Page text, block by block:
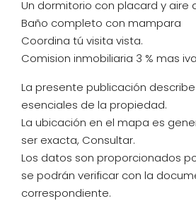
Un dormitorio con placard y aire
Baño completo con mampara
Coordina tú visita vista.
Comision inmobiliaria 3 % mas
La presente publicación
esenciales de la propiedad.
La ubicación en el mapa es
ser exacta, Consultar.
Los datos son proporcionados
se podrán verificar con la
correspondiente.